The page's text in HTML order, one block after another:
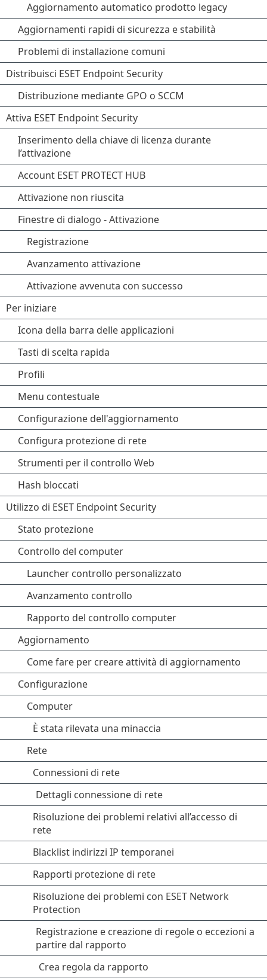
Aggiornamento automatico prodotto legacy
Aggiornamenti rapidi di sicurezza e stabilità
Problemi di installazione comuni
Distribuisci ESET Endpoint Security
Distribuzione mediante GPO o SCCM
Attiva ESET Endpoint Security
Inserimento della chiave di licenza durante
l’attivazione
Account ESET PROTECT HUB
Attivazione non riuscita
Finestre di dialogo - Attivazione
Registrazione
Avanzamento attivazione
Attivazione avvenuta con successo
Per iniziare
Icona della barra delle applicazioni
Tasti di scelta rapida
Profili
Menu contestuale
Configurazione dell'aggiornamento
Configura protezione di rete
Strumenti per il controllo Web
Hash bloccati
Utilizzo di ESET Endpoint Security
Stato protezione
Controllo del computer
Launcher controllo personalizzato
Avanzamento controllo
Rapporto del controllo computer
Aggiornamento
Come fare per creare attività di aggiornamento
Configurazione
Computer
È stata rilevata una minaccia
Rete
Connessioni di rete
Dettagli connessione di rete
Risoluzione dei problemi relativi all’accesso di
rete
Blacklist indirizzi IP temporanei
Rapporti protezione di rete
Risoluzione dei problemi con ESET Network
Protection
Registrazione e creazione di regole o eccezioni a
partire dal rapporto
Crea regola da rapporto